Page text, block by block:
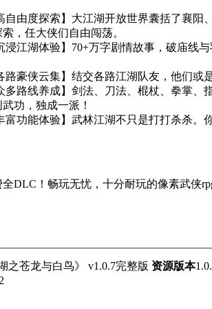
自由度探索】大江湖开放世界囊括了襄
，任大侠们自由闯荡。
浸江湖体验】70+万字剧情故事，破庙
路豪侠云集】结交各路江湖队友，他们
多路线养成】剑法、刀法、棍杖、拳掌
功，独成一派！
富功能体验】武林江湖不只是打打杀杀
DLC！畅玩无忧，十分耐玩的像素武侠
之苍龙与白鸟》 v1.0.7完整版 资源版本